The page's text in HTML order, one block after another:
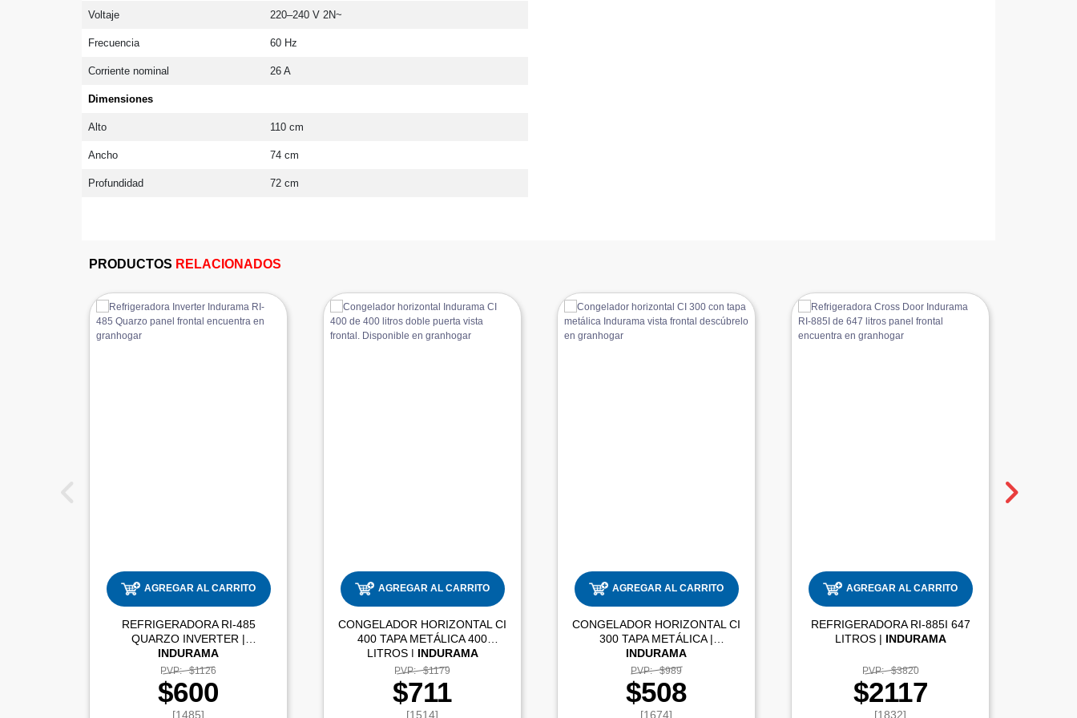
Voltaje 220–240 V 2N~
Frecuencia 60 Hz
Corriente nominal 26 A
Dimensiones
Alto 110 cm
Ancho 74 cm
Profundidad 72 cm
PRODUCTOS RELACIONADOS
AGREGAR AL CARRITO
REFRIGERADORA RI-485
QUARZO INVERTER |
INDURAMA
PVP: $1126
$600
[1485]
AGREGAR AL CARRITO
CONGELADOR HORIZONTAL CI
400 TAPA METÁLICA 400
LITROS | INDURAMA
PVP: $1179
$711
[1514]
AGREGAR AL CARRITO
CONGELADOR HORIZONTAL CI
300 TAPA METÁLICA |
INDURAMA
PVP: $989
$508
[1674]
AGREGAR AL CARRITO
REFRIGERADORA RI-885I 647
LITROS | INDURAMA
PVP: $3820
$2117
[1832]